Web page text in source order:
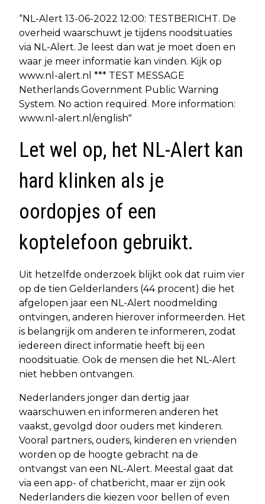
“NL-Alert 13-06-2022 12:00: TESTBERICHT. De
overheid waarschuwt je tijdens noodsituaties
via NL-Alert. Je leest dan wat je moet doen en
waar je meer informatie kan vinden. Kijk op
www.nl-alert.nl *** TEST MESSAGE
Netherlands Government Public Warning
System. No action required. More information:
www.nl-alert.nl/english"
Let wel op, het NL-Alert kan
hard klinken als je
oordopjes of een
koptelefoon gebruikt.
Uit hetzelfde onderzoek blijkt ook dat ruim vier
op de tien Gelderlanders (44 procent) die het
afgelopen jaar een NL-Alert noodmelding
ontvingen, anderen hierover informeerden. Het
is belangrijk om anderen te informeren, zodat
iedereen direct informatie heeft bij een
noodsituatie. Ook de mensen die het NL-Alert
niet hebben ontvangen.
Nederlanders jonger dan dertig jaar
waarschuwen en informeren anderen het
vaakst, gevolgd door ouders met kinderen.
Vooral partners, ouders, kinderen en vrienden
worden op de hoogte gebracht na de
ontvangst van een NL-Alert. Meestal gaat dat
via een app- of chatbericht, maar er zijn ook
Nederlanders die kiezen voor bellen of even